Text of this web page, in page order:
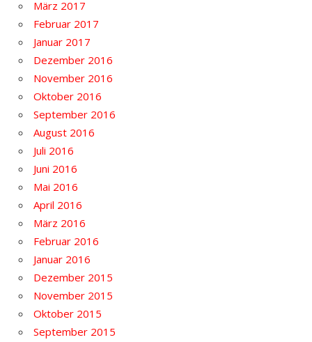
März 2017
Februar 2017
Januar 2017
Dezember 2016
November 2016
Oktober 2016
September 2016
August 2016
Juli 2016
Juni 2016
Mai 2016
April 2016
März 2016
Februar 2016
Januar 2016
Dezember 2015
November 2015
Oktober 2015
September 2015